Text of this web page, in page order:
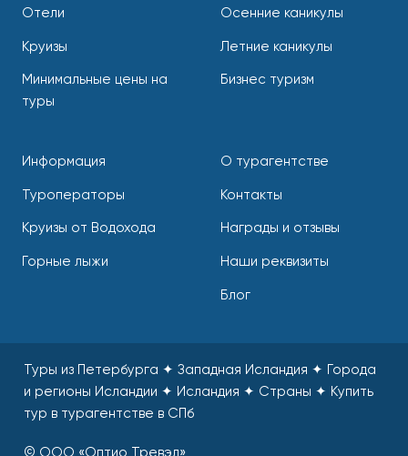
Отели
Круизы
Минимальные цены на
туры
Осенние каникулы
Летние каникулы
Бизнес туризм
Информация
Туроператоры
Круизы от Водохода
Горные лыжи
О турагентстве
Контакты
Награды и отзывы
Наши реквизиты
Блог
Туры из Петербурга ✦ Западная Исландия ✦ Города
и регионы Исландии ✦ Исландия ✦ Страны ✦ Купить
тур в турагентстве в СПб
© ООО «Оптио Тревэл»